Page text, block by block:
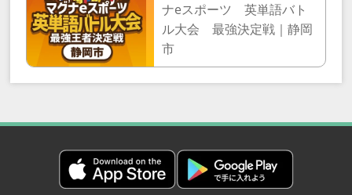
ナeスポーツ 英単語バト
ル大会 最強決定戦｜静岡
市